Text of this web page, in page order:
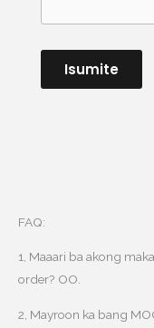
Isumite
FAQ:
1, Maaari ba akong
order? OO.
2, Mayroon ka bang